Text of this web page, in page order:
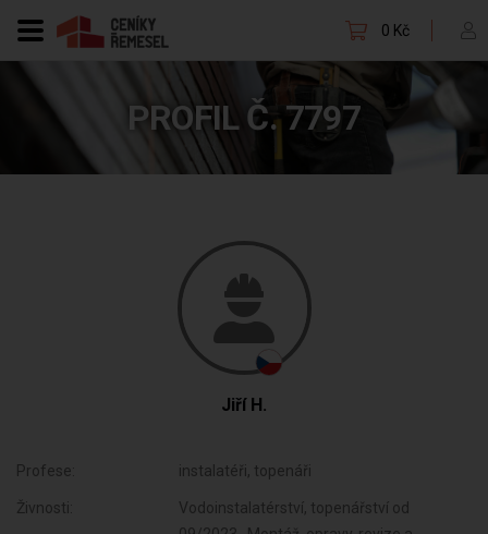
0 Kč
PROFIL Č. 7797
Jiří H.
Profese: instalatéři, topenáři
Živnosti:
Vodoinstalatérství, topenářství od